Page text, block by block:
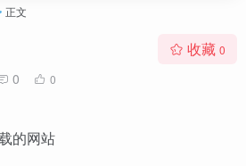
• 正文
0 0
收藏 0
的网站